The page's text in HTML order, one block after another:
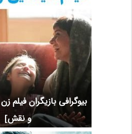
بیوگرافی بازیگران فیلم
و نقش]